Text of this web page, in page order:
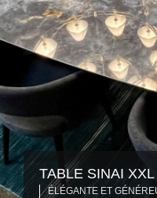
TABLE SINAI XXL
ÉLÉGANTE ET